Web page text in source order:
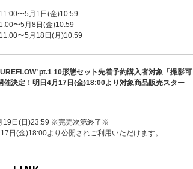
〜5月1日(金)10:59
〜5月8日(金)10:59
〜5月18日(月)10:59
pt.1 10形態セット先着予約購入者対象「撮影可
催決定！明日4月17日(金)18:00より対象商品販売スター
19日(日)23:59 ※完売次第終了※
日(金)18:00より公開されご利用いただけます。